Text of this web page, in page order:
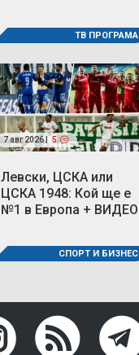
ТВ ПРОГРАМА
7 авг 2026 | 5
Левски, ЦСКА или
ЦСКА 1948: Кой ще е
№1 в Европа + ВИДЕО
СПОРТ И БИЗНЕС